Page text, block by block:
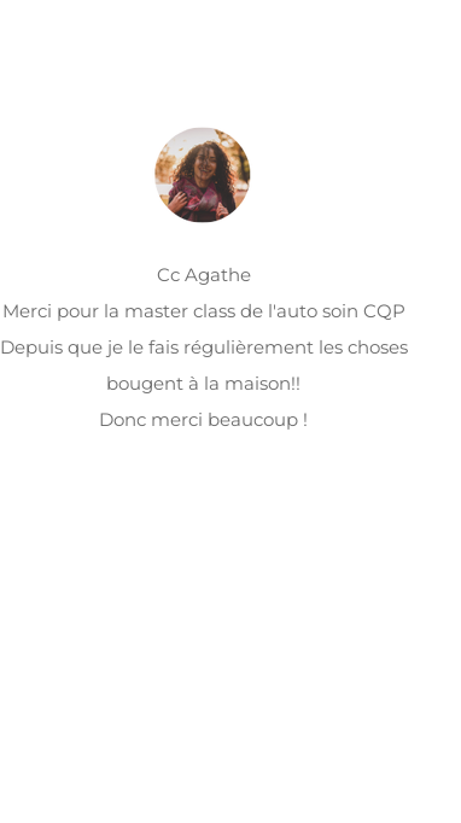
Cc Agathe
Merci pour la master class de l'auto soin CQP
Depuis que je le fais régulièrement les choses
bougent à la maison!!
Donc merci beaucoup !